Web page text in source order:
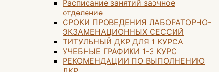
Расписание занятий заочное
отделение
СРОКИ ПРОВЕДЕНИЯ ЛАБОРАТОРНО-
ЭКЗАМЕНАЦИОННЫХ СЕССИЙ
ТИТУЛЬНЫЙ ДКР ДЛЯ 1 КУРСА
УЧЕБНЫЕ ГРАФИКИ 1-3 КУРС
РЕКОМЕНДАЦИИ ПО ВЫПОЛНЕНИЮ